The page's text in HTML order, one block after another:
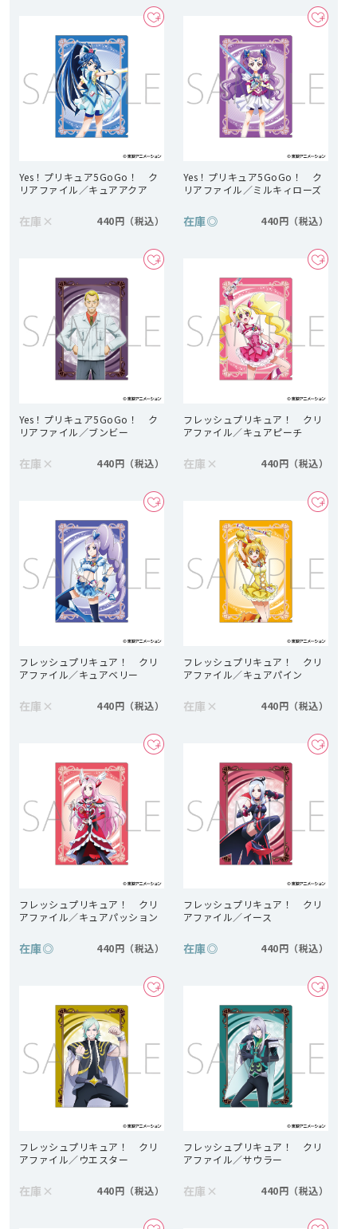
Yes！プリキュア5GoGo！ ク
リアファイル／キュアアクア
在庫 × 440円
Yes！プリキュア5GoGo！ ク
リアファイル／ミルキィローズ
在庫◎ 440円
Yes！プリキュア5GoGo！ ク
リアファイル／ブンビー
在庫 × 440円
フレッシュプリキュア！ クリ
アファイル／キュアピーチ
在庫 × 440円
フレッシュプリキュア！ クリ
アファイル／キュアベリー
在庫 × 440円
フレッシュプリキュア！ クリ
アファイル／キュアパイン
在庫 × 440円
フレッシュプリキュア！ クリ
アファイル／キュアパッション
在庫◎ 440円
フレッシュプリキュア！ クリ
アファイル／イース
在庫◎ 440円
フレッシュプリキュア！ クリ
アファイル／ウエスター
在庫 × 440円
フレッシュプリキュア！ クリ
アファイル／サウラー
在庫 × 440円